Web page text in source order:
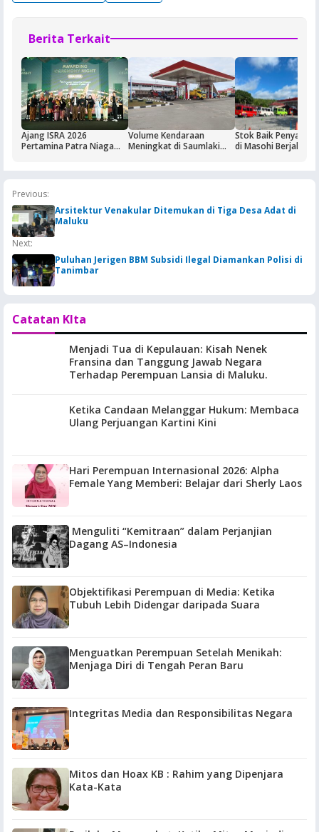
Berita Terkait
Ajang ISRA 2026
Pertamina Patra Niaga
Volume Kendaraan
Meningkat di Saumlaki
Stok Baik
di Masohi Berjalan
Previous:
Arsitektur Venakular Ditemukan di Tiga Desa Adat di
Maluku
Next:
Puluhan Jerigen BBM Subsidi Ilegal Diamankan Polisi di
Tanimbar
Catatan KIta
Menjadi Tua di Kepulauan: Kisah Nenek
Fransina dan Tanggung Jawab Negara
Terhadap Perempuan Lansia di Maluku.
Ketika Candaan Melanggar Hukum: Membaca
Ulang Perjuangan Kartini Kini
Hari Perempuan Internasional 2026: Alpha
Female Yang Memberi: Belajar dari Sherly Laos
Menguliti “Kemitraan” dalam Perjanjian
Dagang AS–Indonesia
Objektifikasi Perempuan di Media: Ketika
Tubuh Lebih Didengar daripada Suara
Menguatkan Perempuan Setelah Menikah:
Menjaga Diri di Tengah Peran Baru
Integritas Media dan Responsibilitas Negara
Mitos dan Hoax KB : Rahim yang Dipenjara
Kata-Kata